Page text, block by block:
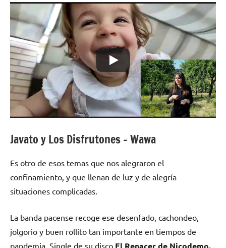
Javato y Los Disfrutones – Wawa
Es otro de esos temas que nos alegraron el
confinamiento, y que llenan de luz y de alegría
situaciones complicadas.
La banda pacense recoge ese desenfado, cachondeo,
jolgorio y buen rollito tan importante en tiempos de
pandemia. Single de su disco El Renacer de Nicodemo.